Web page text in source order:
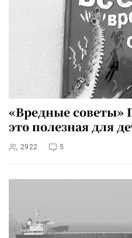
«Вредные советы»
это полезная для
2922 5